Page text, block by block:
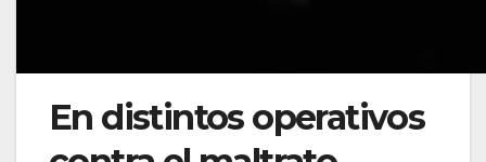
En distintos operativos